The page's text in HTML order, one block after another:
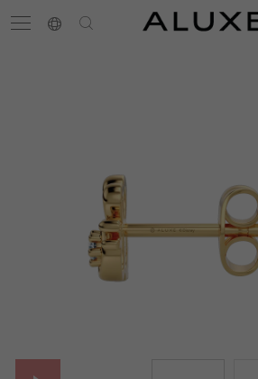
最新消息 門市一覽